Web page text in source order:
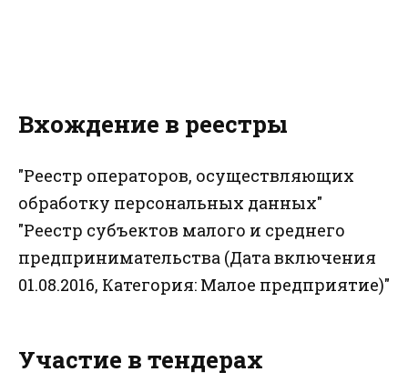
Вхождение в реестры
"Реестр операторов, осуществляющих
обработку персональных данных"
"Реестр субъектов малого и среднего
предпринимательства (Дата включения
01.08.2016, Категория: Малое предприятие)"
Участие в тендерах